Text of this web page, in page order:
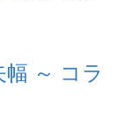
幅 ～ コラ